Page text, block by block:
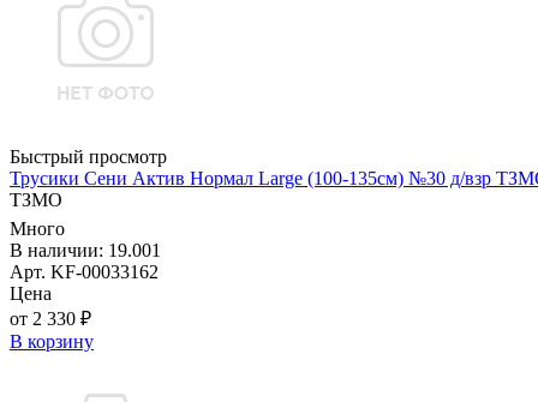
Быстрый просмотр
Трусики Сени Актив Нормал Large (100-135см) №30 д/взр
ТЗМО
Много
В наличии: 19.001
Арт. KF-00033162
Цена
от 2 330 ₽
В корзину